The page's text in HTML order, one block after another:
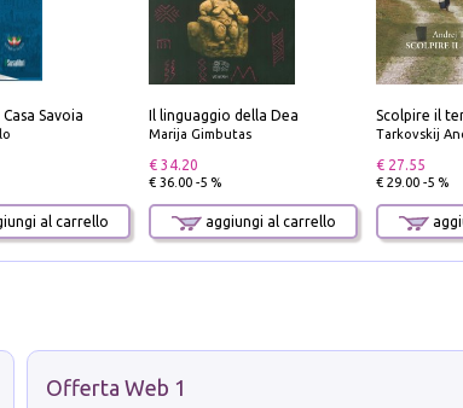
Savoia
al carrello
Il linguaggio della Dea
Marija Gimbutas
€ 34.20
€ 36.00 -5 %
aggiungi al carrello
Tarkovskij
€ 27.55
€ 29.00 -5 %
Offerta Web 1